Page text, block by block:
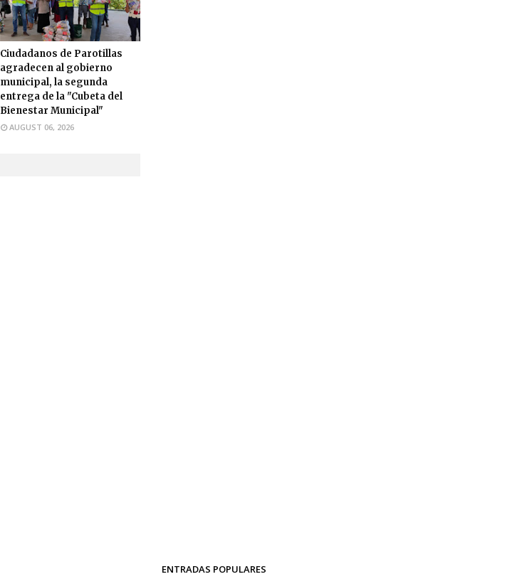
Ciudadanos de Parotillas
agradecen al gobierno
municipal, la segunda
entrega de la "Cubeta del
Bienestar Municipal"
AUGUST 06, 2026
ENTRADAS POPULARES